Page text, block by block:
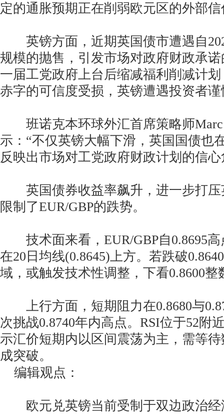
定的通胀预期正在削弱欧元区的外部信
英镑方面，近期英国债市遭遇自
规模的抛售，引发市场对政府财政承
一届工党政府上台后缩减福利削减计
赤字的可信度受损，英镑遭遇投资者
班诺克本环球外汇首席策略师Marc
示：“不仅英镑大幅下滑，英国国债也
反映出市场对工党政府财政计划的信心
英国债券收益率飙升，进一步打压
限制了EUR/GBP的跌势。
技术面来看，EUR/GBP自0.8695高
在20日均线(0.8645)上方。若跌破
域，或触发技术性调整，下看0.8600整
上行方面，短期阻力在0.8680与
次挑战0.8740年内高点。RSI位于52附
示汇价短期内以区间震荡为主，需等
成突破。
编辑观点：
欧元兑英镑当前受制于双边政治经